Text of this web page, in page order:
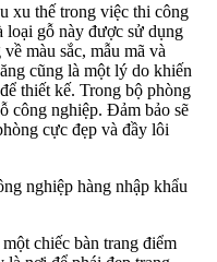
xu thế trong việc thi công
loại gỗ này được sử dụng
màu sắc, mẫu mã và
cũng là một lý do khiến
thiết kế. Trong bộ phòng
công nghiệp. Đảm bảo sẽ
cực đẹp và đầy lôi
chiếc bàn trang điểm